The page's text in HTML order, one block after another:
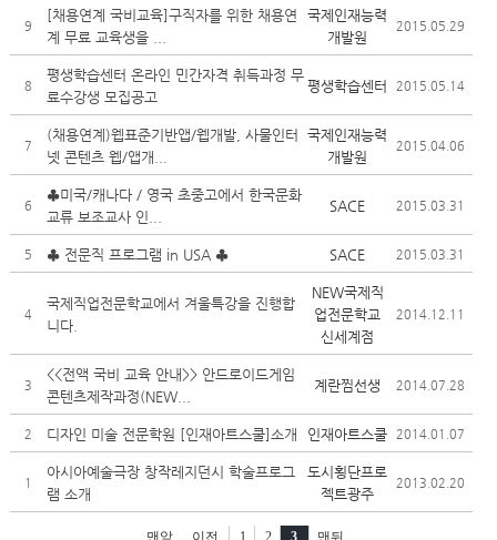
9
[채용연계 국비교육]구직자를 위한 채용연
계 무료 교육생을 ...
국제인재능력
개발원
2015.05.29
8
평생학습센터 온라인 민간자격 취득과정 무
료수강생 모집공고
평생학습센터 2015.05.14
7
(채용연계)웹표준기반앱/웹개발, 사물인터
넷 콘텐츠 웹/앱개...
국제인재능력
개발원
2015.04.06
6
♣미국/캐나다 / 영국 초중고에서 한국문화
교류 보조교사 인...
SACE 2015.03.31
5 ♣ 전문직 프로그램 in USA ♣ SACE 2015.03.31
4
국제직업전문학교에서 겨울특강을 진행합
니다.
NEW국제직
업전문학교
신세계점
2014.12.11
3
<<전액 국비 교육 안내>> 안드로이드게임
콘텐츠제작과정(NEW...
계란찜선생 2014.07.28
2 디자인 미술 전문학원 [인재아트스쿨]소개 인재아트스쿨 2014.01.07
1
아시아예술극장 창작레지던시 학술프로그
램 소개
도시횡단프로
젝트광주
2013.02.20
맨앞 이전 1 2 3 맨뒤